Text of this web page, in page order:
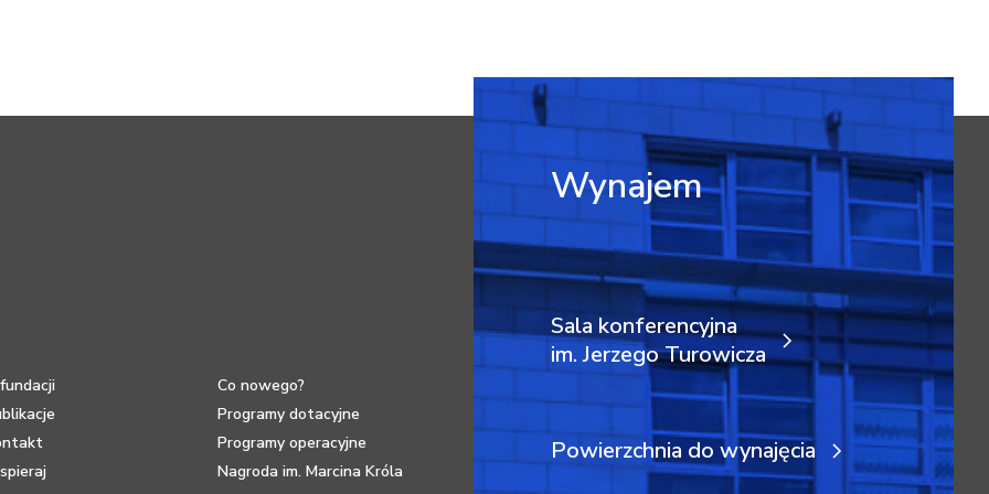
Co nowego?
Programy dotacyjne
Programy operacyjne
Nagroda im. Marcina Króla
Wynajem
Sala konferencyjna
im. Jerzego Turowicza
Powierzchnia do wynajęcia